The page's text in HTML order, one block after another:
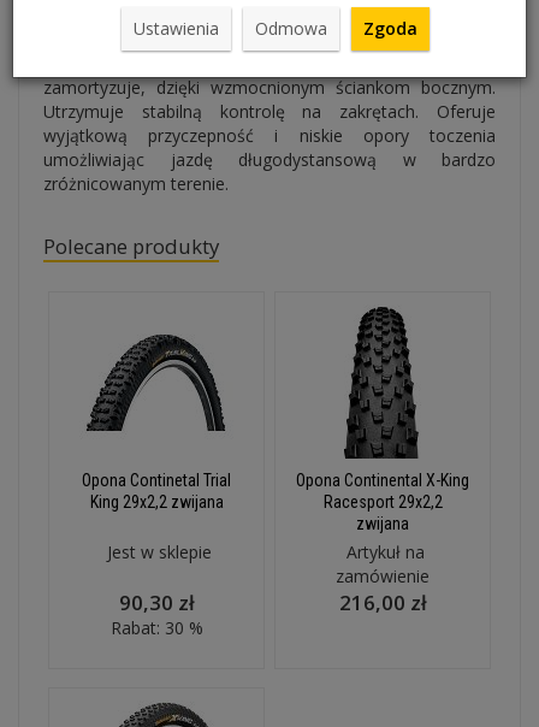
spełniająca wszelkie wymagania i stawiająca czoła
wszelkim wyzwaniom kolarstwa górskiego. Bez trudu
zamortyzuje, dzięki wzmocnionym ściankom bocznym.
Utrzymuje stabilną kontrolę na zakrętach. Oferuje
wyjątkową przyczepność i niskie opory toczenia
umożliwiając jazdę długodystansową w bardzo
zróżnicowanym terenie.
Polecane produkty
Opona Continetal Trial
King 29x2,2 zwijana
Jest w sklepie
90,30 zł
Rabat: 30 %
Opona Continental X-King
Racesport 29x2,2
zwijana
Artykuł na
zamówienie
216,00 zł
Ustawienia Odmowa Zgoda